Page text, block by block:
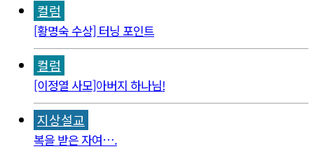
컬럼
[황명숙 수상] 터닝 포인트
컬럼
[이정열 사모]아버지 하나님!
지상설교
복을 받은 자여….